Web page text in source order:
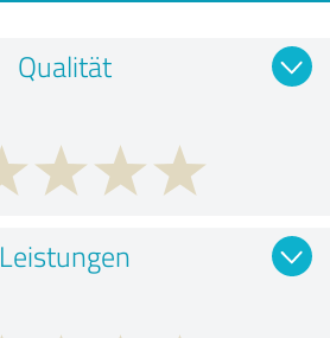
Qualität
Leistungen